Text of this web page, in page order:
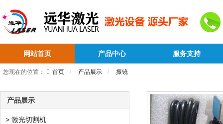
网站首页 产品中心 服务支持
您现在的位置： 首页 产品展示 振镜
产品展示
> 激光切割机